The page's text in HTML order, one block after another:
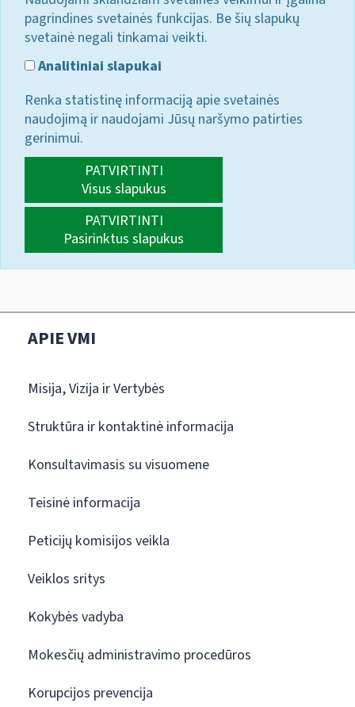
pagrindines svetainės funkcijas. Be šių slapukų
svetainė negali tinkamai veikti.
Analitiniai slapukai
Renka statistinę informaciją apie svetainės
naudojimą ir naudojami Jūsų naršymo patirties
gerinimui.
PATVIRTINTI
Visus slapukus
PATVIRTINTI
Pasirinktus slapukus
APIE VMI
Misija, Vizija ir Vertybės
Struktūra ir kontaktinė informacija
Konsultavimasis su visuomene
Teisinė informacija
Peticijų komisijos veikla
Veiklos sritys
Kokybės vadyba
Mokesčių administravimo procedūros
Korupcijos prevencija